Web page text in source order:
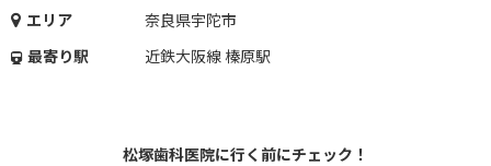
エリア
奈良県宇陀市
最寄り駅
近鉄大阪線 榛原駅
松塚歯科医院に行く前にチェック！